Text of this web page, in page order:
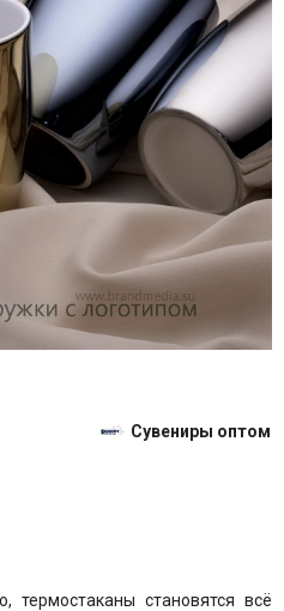
Сувениры оптом
термостаканы становятся всё